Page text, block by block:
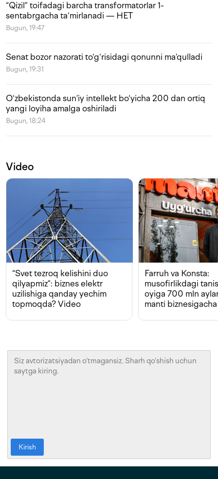
“Qizil” toifadagi barcha transformatorlar 1-
sentabrgacha ta‘mirlanadi — HET
Bugun, 19:47
Senat bozor nazorati to‘g‘risidagi qonunni ma’qulladi
Bugun, 19:31
O‘zbekistonda sun’iy intellekt bo‘yicha 200 dan ortiq
yangi loyiha amalga oshiriladi
Bugun, 18:24
Video
“Svet tezroq kelishini duo
qilyapmiz”: biznes elektr
uzilishiga qanday yechim
topmoqda? Video
Farruh va Konsta:
musofirlikdagi
oyiga 700 mln
manti biznesigacha
Kirish